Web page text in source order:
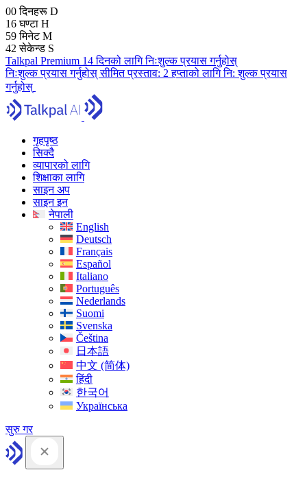
00 दिनहरू D
16 घण्टा H
59 मिनेटM
41 सेकेन्ड S
Talkpal Premium 14 दिनको लागि निःशुल्क प्रयास गर्नुहोस्
निःशुल्क प्रयास गर्नुहोस्सीमित प्रस्ताव: 2 हप्ताको लागि नि: शुल्क प्रयास
गर्नुहोस्
गृहपृष्ठ
सिक्दै
व्यापारको लागि
शिक्षाका लागि
साइन अप
साइन इन
नेपाली
English
Deutsch
Français
Español
Italiano
Português
Nederlands
Suomi
Svenska
Čeština
日本語
中文 (简体)
हिंदी
한국어
Українська
सुरु गर